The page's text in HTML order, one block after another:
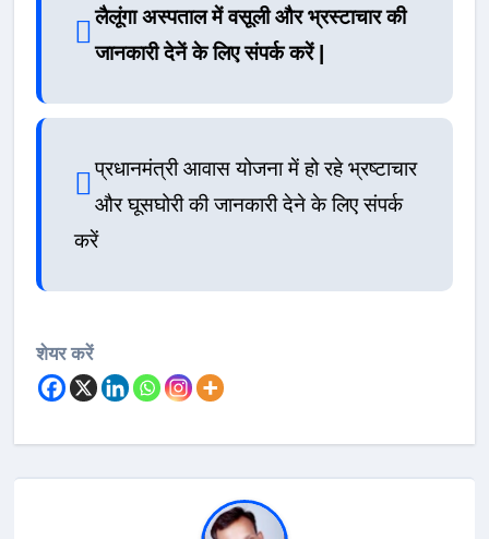
लैलूंगा अस्पताल में वसूली और भ्रस्टाचार की
जानकारी देनें के लिए संपर्क करें |
प्रधानमंत्री आवास योजना में हो रहे भ्रष्टाचार
और घूसघोरी की जानकारी देने के लिए संपर्क
करें
शेयर करें